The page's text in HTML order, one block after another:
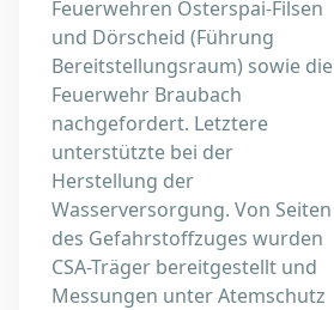
Feuerwehren Osterspai-Filsen
und Dörscheid (Führung
Bereitstellungsraum) sowie die
Feuerwehr Braubach
nachgefordert. Letztere
unterstützte bei der
Herstellung der
Wasserversorgung. Von Seiten
des Gefahrstoffzuges wurden
CSA-Träger bereitgestellt und
Messungen unter Atemschutz